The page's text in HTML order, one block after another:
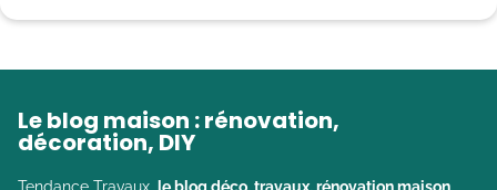
Le blog maison : rénovation,
décoration, DIY